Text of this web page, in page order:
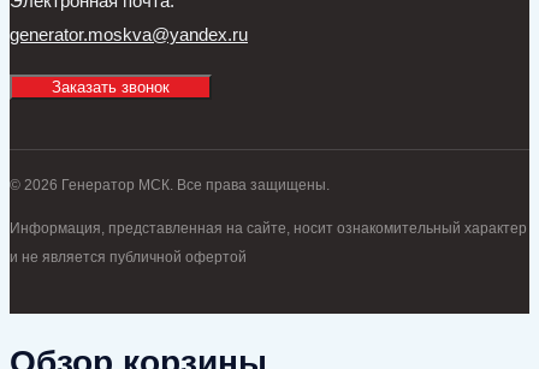
generator.moskva@yandex.ru
Заказать звонок
© 2026 Генератор МСК. Все права защищены.
Информация, представленная на сайте, носит ознакомительный характер
и не является публичной офертой